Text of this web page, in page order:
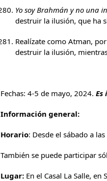
Yo soy Brahmán y no una
destruir la ilusión, que ha
Realízate como Atman,
destruir la ilusión,
Fechas: 4-5 de mayo, 2024. Es
Información general:
Horario: Desde el sábado a
También se puede participar
Lugar: En el Casal La Salle,